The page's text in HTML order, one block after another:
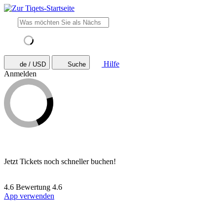
de / USD Suche
Hilfe
Anmelden
Jetzt Tickets noch schneller buchen!
4.6 Bewertung 4.6
App verwenden